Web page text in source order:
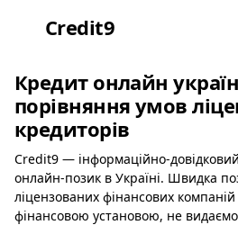
Credit9
Кредит онлайн
порівняння умов
кредиторів
Credit9 — інформаційно-
онлайн-позик в Україні. Швидка
ліцензованих фінансових
фінансовою установою, не